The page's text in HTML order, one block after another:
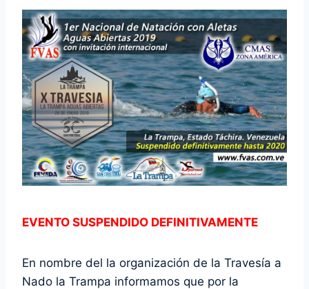
EVENTO SUSPENDIDO DEFINITIVAMENTE
En nombre del la organización de la Travesía a
Nado la Trampa informamos que por la